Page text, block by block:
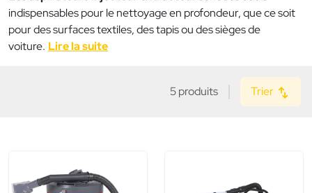
indispensables pour le nettoyage en profondeur, que ce soit
pour des surfaces textiles, des tapis ou des sièges de
voiture. Lire la suite
5 produits Trier